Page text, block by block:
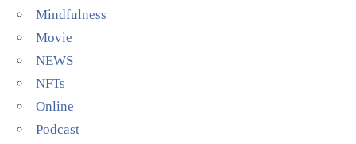
Mindfulness
Movie
NEWS
NFTs
Online
Podcast